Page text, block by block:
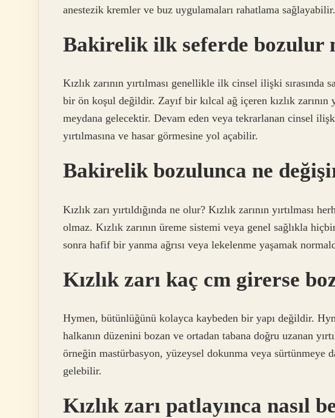
anestezik kremler ve buz uygulamaları rahatlama sağlayabilir.
Bakirelik ilk seferde bozulur
Kızlık zarının yırtılması genellikle ilk cinsel ilişki sırasında
bir ön koşul değildir. Zayıf bir kılcal ağ içeren kızlık zarının
meydana gelecektir. Devam eden veya tekrarlanan cinsel
yırtılmasına ve hasar görmesine yol açabilir.
Bakirelik bozulunca ne
Kızlık zarı yırtıldığında ne olur? Kızlık zarının yırtılması
olmaz. Kızlık zarının üreme sistemi veya genel sağlıkla
sonra hafif bir yanma ağrısı veya lekelenme yaşamak
Kızlık zarı kaç cm girerse
Hymen, bütünlüğünü kolayca kaybeden bir yapı değildir.
halkanın düzenini bozan ve ortadan tabana doğru uzanan
örneğin mastürbasyon, yüzeysel dokunma veya sürtünmeye
gelebilir.
Kızlık zarı patlayınca nasıl